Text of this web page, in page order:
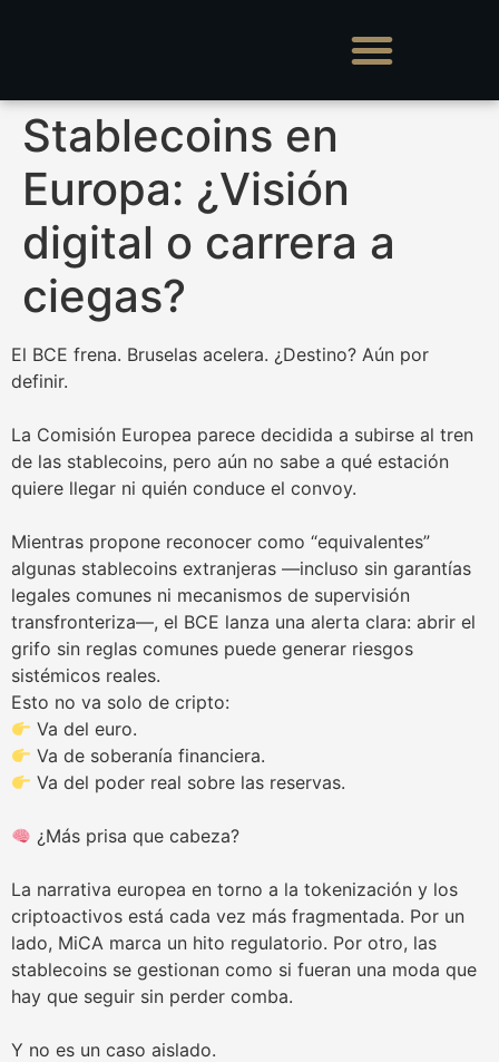
Stablecoins en
Europa: ¿Visión
digital o carrera a
ciegas?
El BCE frena. Bruselas acelera. ¿Destino? Aún por
definir.
La Comisión Europea parece decidida a subirse al tren
de las stablecoins, pero aún no sabe a qué estación
quiere llegar ni quién conduce el convoy.
Mientras propone reconocer como “equivalentes”
algunas stablecoins extranjeras —incluso sin garantías
legales comunes ni mecanismos de supervisión
transfronteriza—, el BCE lanza una alerta clara: abrir el
grifo sin reglas comunes puede generar riesgos
sistémicos reales.
Esto no va solo de cripto:
Va del euro.
Va de soberanía financiera.
Va del poder real sobre las reservas.
¿Más prisa que cabeza?
La narrativa europea en torno a la tokenización y los
criptoactivos está cada vez más fragmentada. Por un
lado, MiCA marca un hito regulatorio. Por otro, las
stablecoins se gestionan como si fueran una moda que
hay que seguir sin perder comba.
Y no es un caso aislado.